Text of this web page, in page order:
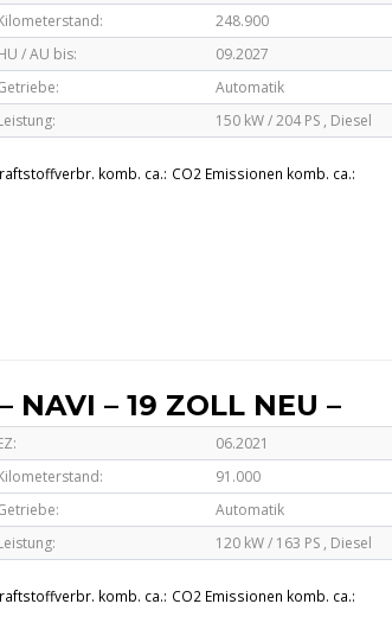
248.900
/ AU bis:
09.2027
Automatik
150 kW / 204 PS , Diesel
komb. ca.: CO2 Emissionen komb. ca.:
– 19 ZOLL NEU –
06.2021
91.000
Automatik
120 kW / 163 PS , Diesel
komb. ca.: CO2 Emissionen komb. ca.: